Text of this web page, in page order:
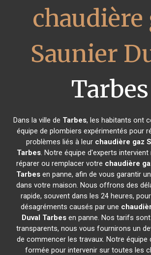
chaudière
Saunier
Tarbes
Dans la ville de Tarbes, les habitants ont
équipe de plombiers expérimentés pour
problèmes liés à leur chaudière gaz
Tarbes. Notre équipe d'experts
réparer ou remplacer votre chaudière
Tarbes en panne, afin de vous garantir
dans votre maison. Nous offrons des
rapide, souvent dans les 24 heures,
désagréments causés par une
Duval Tarbes en panne. Nos tarifs
transparents, nous vous fournirons un
de commencer les travaux. Notre équipe
formée pour intervenir sur toutes les